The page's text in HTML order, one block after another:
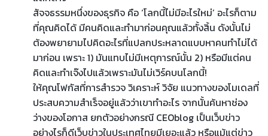
สัจจธรรมหนึ่งของธุรกิจ คือ ‘โลกนี้ไม่มีอะไรใหม่’ อะไรก็ตาม
ที่คุณคิดได้ มีคนคิดและทำมาก่อนคุณแล้วทั้งสิ้น ดังนั้นไม่
ต้องพยายามไปคิดอะไรที่แปลกประหลาดแบบหาคนทำไม่ได้
มาก่อน เพราะ 1) มันแทบไม่มีเหตุการณ์นั้น 2) หรือมีแต่คน
คิดและทำเจ๊งไปแล้วเพราะมันไม่เวิร์คบนโลกนี้!
ให้คุณโฟกัสที่การสำรวจ วิเคราะห์ วิจัย แนวทางของโมเดลที่
ประสบความสำเร็จอยู่แล้วว่าเขาทำอะไร จากนั้นค้นหาช่อง
ว่างของโอกาส ยกตัวอย่างกรณี CEOblog เป็นเว็บข่าว
อย่างไรก็ดีเว็บข่าวในประเทศไทยมีเยอะแล้ว หรือแม้แต่ข่าว